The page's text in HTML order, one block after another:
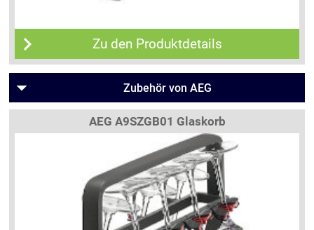
Zu den Produktdetails
Zubehör von AEG
AEG A9SZGB01 Glaskorb